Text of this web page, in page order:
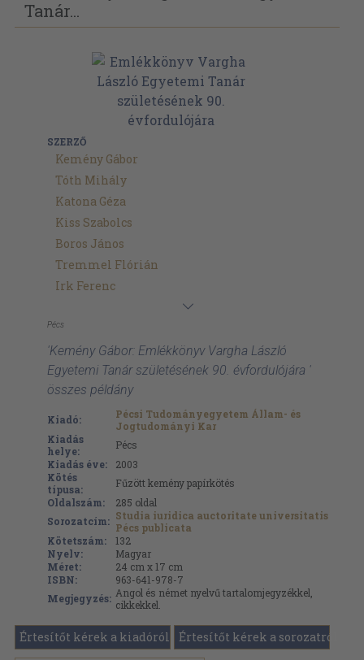
Tanár...
SZERZŐ
Kemény Gábor
Tóth Mihály
Katona Géza
Kiss Szabolcs
Boros János
Tremmel Flórián
Irk Ferenc
Pécs
'Kemény Gábor: Emlékkönyv Vargha László
Egyetemi Tanár születésének 90. évfordulójára '
összes példány
Kiadó:
Pécsi Tudományegyetem Állam- és
Jogtudományi Kar
Kiadás
helye:
Pécs
Kiadás éve:
2003
Kötés
típusa:
Fűzött kemény papírkötés
Oldalszám:
285 oldal
Sorozatcím: Studia iuridica auctoritate universitatis
Pécs publicata
Kötetszám:
132
Nyelv:
Magyar
Méret:
24 cm x 17 cm
ISBN:
963-641-978-7
Megjegyzés: Angol és német nyelvű tartalomjegyzékkel,
cikkekkel.
Értesítőt kérek a kiadóról Értesítőt kérek a sorozatról